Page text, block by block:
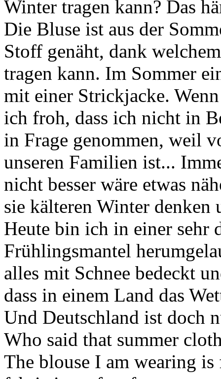
Winter tragen kann? Das
Die Bluse ist aus der
Stoff genäht, dank
tragen kann. Im Sommer
mit einer Strickjacke.
ich froh, dass ich nicht in
in Frage genommen, weil
unseren Familien ist...
nicht besser wäre etwas
sie kälteren Winter
Heute bin ich in einer sehr
Frühlingsmantel
alles mit Schnee bedeckt
dass in einem Land das
Und Deutschland ist doch
Who said that summer
The blouse I am wearing